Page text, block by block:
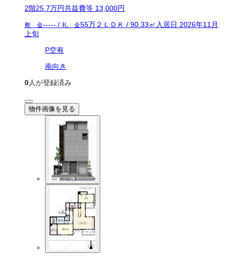
2階25.7万円共益費等 13,000円
敷 金----- / 礼 金55万２ＬＤＫ / 90.33㎡ 入居日 2026年11月
上旬
P空有
南向き
0人が登録済み
物件画像を見る